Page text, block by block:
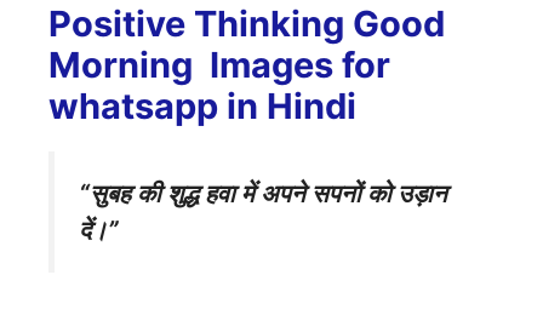
Positive Thinking Good
Morning Images for
whatsapp in Hindi
“सुबह की शुद्ध हवा में अपने सपनों को उड़ान
दें।”